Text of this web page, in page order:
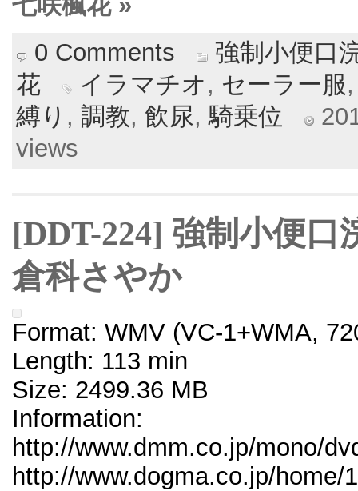
0 Comments
強制小便口
花
イラマチオ , セーラー服
縛り , 調教, 飲尿,騎乗位
views
[DDT-224] 強制小便
倉科さやか
Format: WMV (VC-1+WMA,
Length: 113 min
Size: 2499.36 MB
Information:
http://www.dmm.co.jp/mono/
http://www.dogma.co.jp/home/